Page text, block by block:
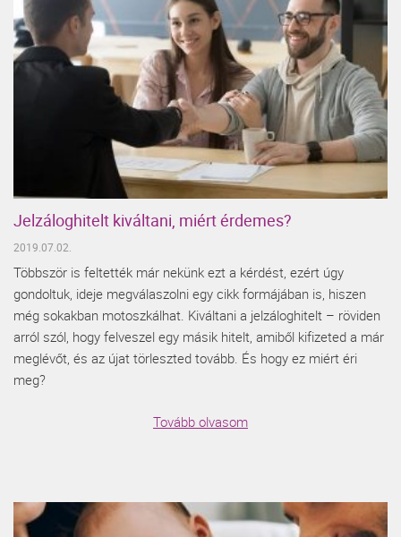
Jelzáloghitelt kiváltani, miért érdemes?
2019.07.02.
Többször is feltették már nekünk ezt a kérdést, ezért úgy
gondoltuk, ideje megválaszolni egy cikk formájában is, hiszen
még sokakban motoszkálhat. Kiváltani a jelzáloghitelt – röviden
arról szól, hogy felveszel egy másik hitelt, amiből kifizeted a már
meglévőt, és az újat törleszted tovább. És hogy ez miért éri
meg?
Tovább olvasom